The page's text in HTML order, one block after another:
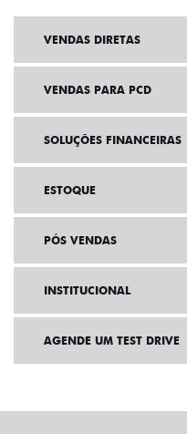
VENDAS DIRETAS
VENDAS PARA PCD
SOLUÇÕES FINANCEIRAS
ESTOQUE
PÓS VENDAS
INSTITUCIONAL
AGENDE UM TEST DRIVE